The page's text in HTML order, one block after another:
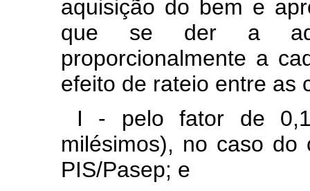
aquisição do bem e
que se der a
proporcionalmente a
efeito de rateio entre as
I - pelo fator de
milésimos), no caso do
PIS/Pasep; e